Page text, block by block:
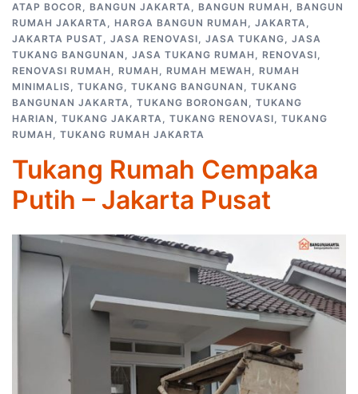
ATAP BOCOR, BANGUN JAKARTA, BANGUN RUMAH , BANGUN
RUMAH JAKARTA, HARGA BANGUN RUMAH , JAKARTA,
JAKARTA PUSAT, JASA RENOVASI, JASA TUKANG, JASA
TUKANG BANGUNAN , JASA TUKANG RUMAH , RENOVASI,
RENOVASI RUMAH , RUMAH , RUMAH MEWAH , RUMAH
MINIMALIS, TUKANG, TUKANG BANGUNAN , TUKANG
BANGUNAN JAKARTA, TUKANG BORONGAN , TUKANG
HARIAN , TUKANG JAKARTA, TUKANG RENOVASI, TUKANG
RUMAH , TUKANG RUMAH JAKARTA
Tukang Rumah Cempaka
Putih – Jakarta Pusat